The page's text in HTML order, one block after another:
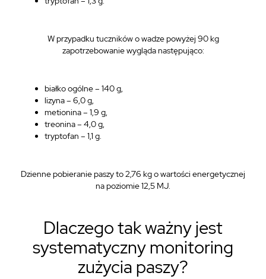
W przypadku tuczników o wadze powyżej 90 kg
zapotrzebowanie wygląda następująco:
białko ogólne – 140 g,
lizyna – 6,0 g,
metionina – 1,9 g,
treonina – 4,0 g,
tryptofan – 1,1 g.
Dzienne pobieranie paszy to 2,76 kg o wartości energetycznej
na poziomie 12,5 MJ.
Dlaczego tak ważny jest
systematyczny monitoring
zużycia paszy?